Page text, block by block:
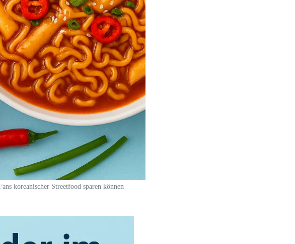
koreanischer Streetfood sparen können